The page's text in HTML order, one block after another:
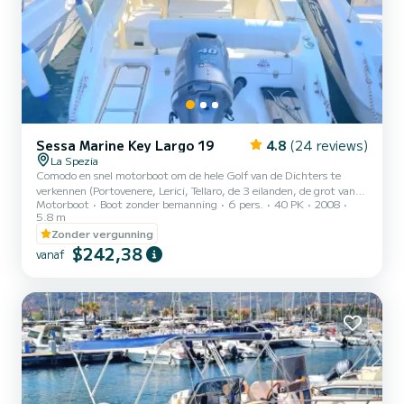
Sessa Marine Key Largo 19 4.8 (24 reviews)
La Spezia
Comodo en snel motorboot om de hele Golf van de Dichters te
verkennen (Portovenere, Lerici, Tellaro, de 3 eilanden, de grot van
Byron en de grot van Fiascherino.) Ondanks dat de motor zeer snel
is, zijn de benzinekosten minimaal omdat het een motor van de
laatste generatie is! De boot is gemakkelijk te besturen, zelfs voor
beginners. BOVENDIEN IS ALLES AAN BOORD VAN DIVINA
SPECIAAL VOORBEREID OM UW DAG OP ZEE TE
ALS HET ANKER AL GEREGELD VOOR UW...
Motorboot Boot zonder bemanning 6 pers. 40 PK
2008
5.8 m
Zonder vergunning
vanaf $242,38